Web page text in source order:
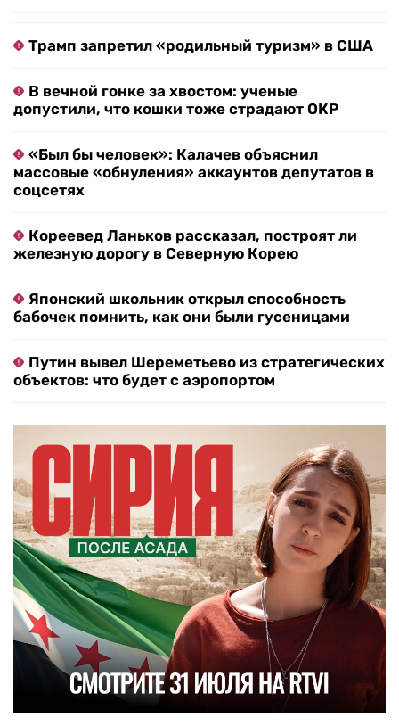
Трамп запретил «родильный туризм» в США
В вечной гонке за хвостом: ученые
допустили, что кошки тоже страдают ОКР
«Был бы человек»: Калачев объяснил
массовые «обнуления» аккаунтов депутатов в
соцсетях
Кореевед Ланьков рассказал, построят ли
железную дорогу в Северную Корею
Японский школьник открыл способность
бабочек помнить, как они были гусеницами
Путин вывел Шереметьево из стратегических
объектов: что будет с аэропортом